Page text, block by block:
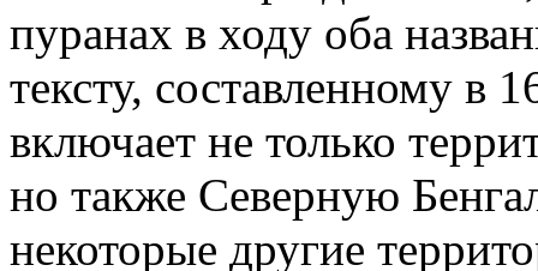
пуранах в ходу оба
тексту, составленному в
включает не только
но также Северную
некоторые другие